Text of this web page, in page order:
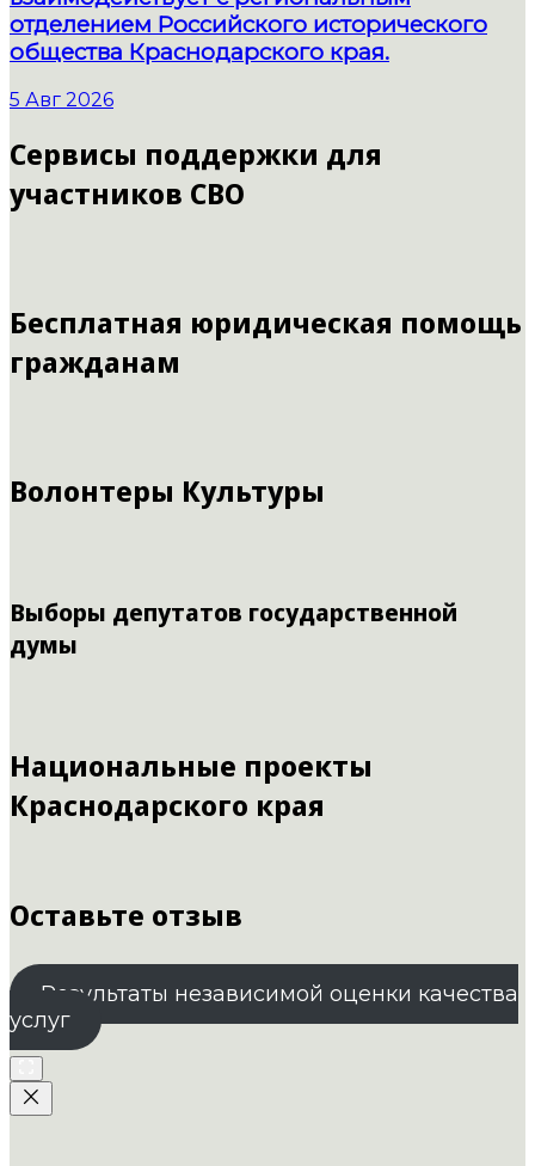
отделением Российского исторического
общества Краснодарского края.
5 Авг 2026
Сервисы поддержки для
участников СВО
Бесплатная юридическая помощь
гражданам
Волонтеры Культуры
Выборы депутатов государственной
думы
Национальные проекты
Краснодарского края
Оставьте отзыв
Результаты независимой оценки качества
услуг